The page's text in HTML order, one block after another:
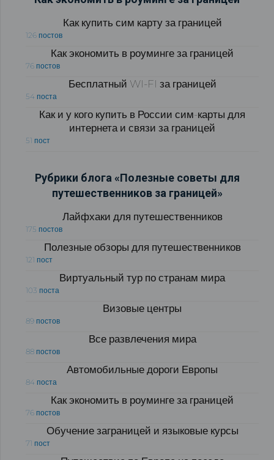
Как купить сим карту за границей
126 постов
Как экономить в роуминге за границей
76 постов
Бесплатный WI-FI за границей
54 поста
Как и у кого купить в России сим-карты для
интернета и связи за границей
51 пост
Рубрики блога «Полезные советы для
путешественников за границей»
Лайфхаки для путешественников
175 постов
Полезные обзоры для путешественников
121 пост
Виртуальный тур по странам мира
103 поста
Визовые центры
89 постов
Все развлечения мира
88 постов
Автомобильные дороги Европы
84 поста
Как экономить в роуминге за границей
76 постов
Обучение заграницей и языковые курсы
71 пост